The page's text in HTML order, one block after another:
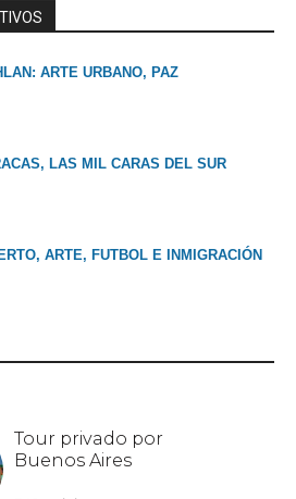
ARTE URBANO, PAZ
LAS MIL CARAS DEL SUR
ARTE, FUTBOL E INMIGRACIÓN